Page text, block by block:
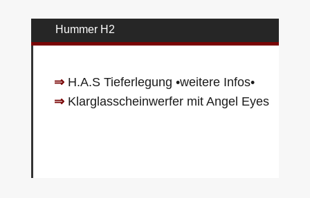
Hummer H2
⇒H.A.S Tieferlegung •weitere Infos•
⇒Klarglasscheinwerfer mit Angel Eyes